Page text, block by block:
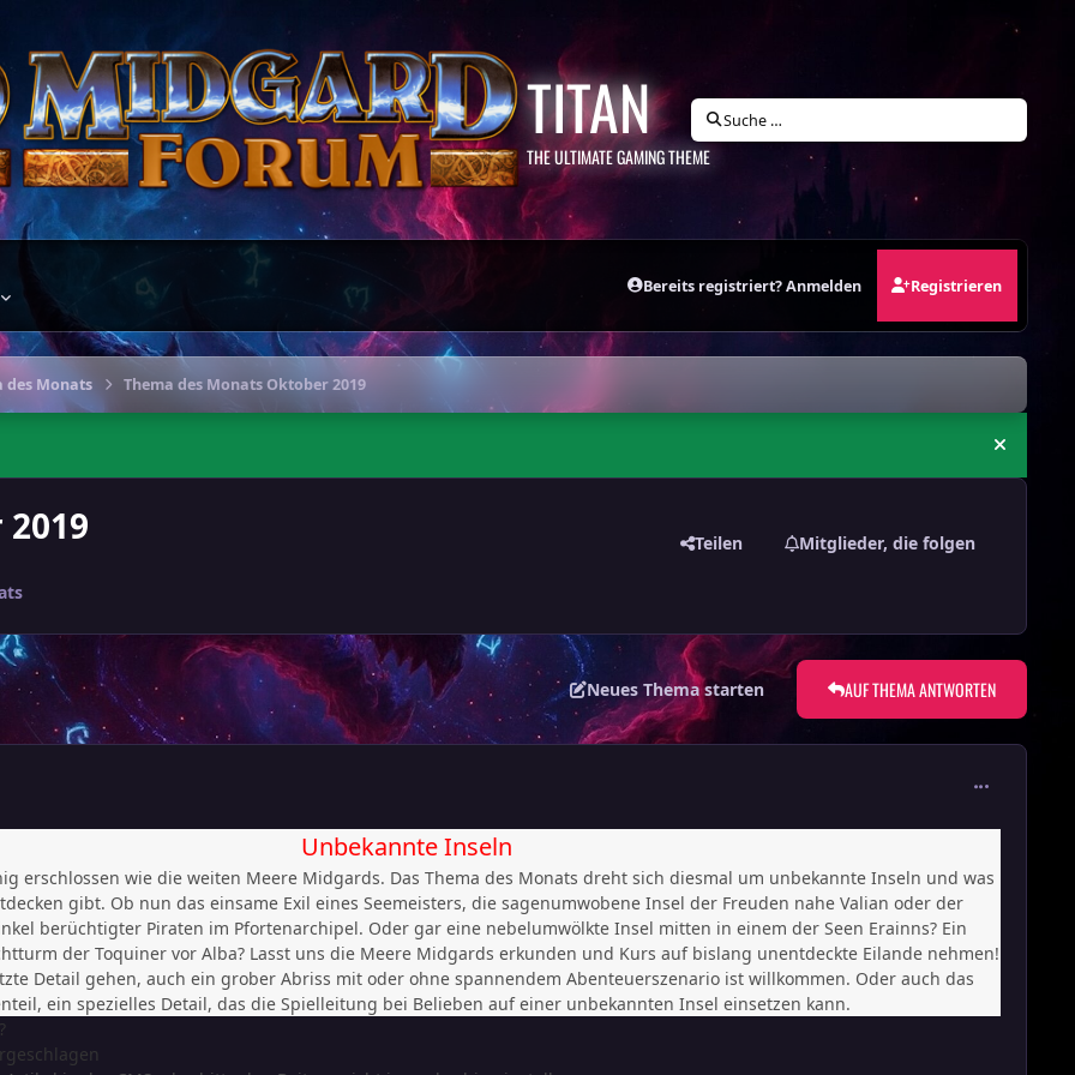
TITAN
THE ULTIMATE GAMING THEME
Suche …
Bereits registriert? Anmelden Registrieren
des Monats Thema des Monats Oktober 2019
Teilen Mitglieder, die folgen
Neues Thema starten AUF THEMA ANTWORTEN
UnbekannteInseln
erschlossen wie die weiten Meere Midgards. Das Thema des Monats dreht sich diesmal um unbekannte Inseln und was
gibt. Ob nun das einsame Exil eines Seemeisters, die sagenumwobene Insel der Freuden nahe Valian oder der
berüchtigter Piraten im Pfortenarchipel. Oder gar eine nebelumwölkte Insel mitten in einem der Seen Erainns? Ein
der Toquiner vor Alba? Lasst uns die Meere Midgards erkunden und Kurs auf bislang unentdeckte Eilande nehmen!
Detail gehen, auch ein grober Abriss mit oder ohne spannendem Abenteuerszenario ist willkommen. Oder auch das
ein spezielles Detail, das die Spielleitung bei Belieben auf einer unbekannten Insel einsetzen kann.